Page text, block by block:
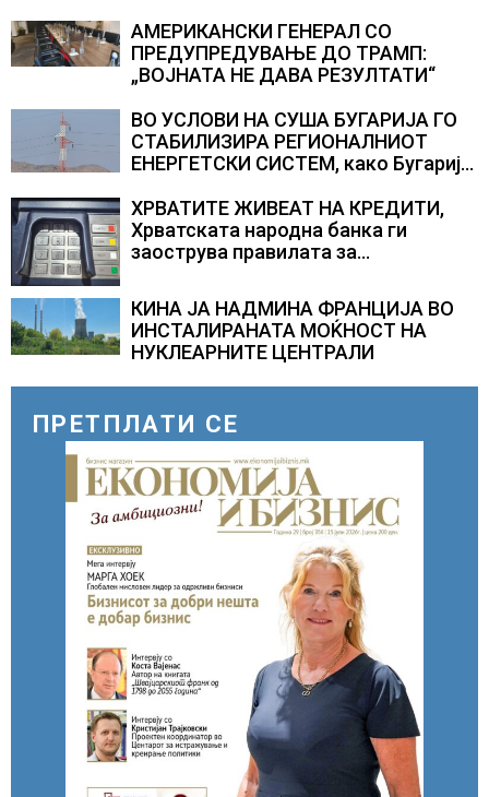
АМЕРИКАНСКИ ГЕНЕРАЛ СО
ПРЕДУПРЕДУВАЊЕ ДО ТРАМП:
„ВОЈНАТА НЕ ДАВА РЕЗУЛТАТИ“
ВО УСЛОВИ НА СУША БУГАРИЈА ГО
СТАБИЛИЗИРА РЕГИОНАЛНИОТ
ЕНЕРГЕТСКИ СИСТЕМ, како Бугарија
складирање на енергија од батерии
ХРВАТИТЕ ЖИВЕАТ НА КРЕДИТИ,
Хрватската народна банка ги
заострува правилата за
зголемени ризици во финансискиот
систем
КИНА ЈА НАДМИНА ФРАНЦИЈА ВО
ИНСТАЛИРАНАТА МОЌНОСТ НА
НУКЛЕАРНИТЕ ЦЕНТРАЛИ
ПРЕТПЛАТИ СЕ